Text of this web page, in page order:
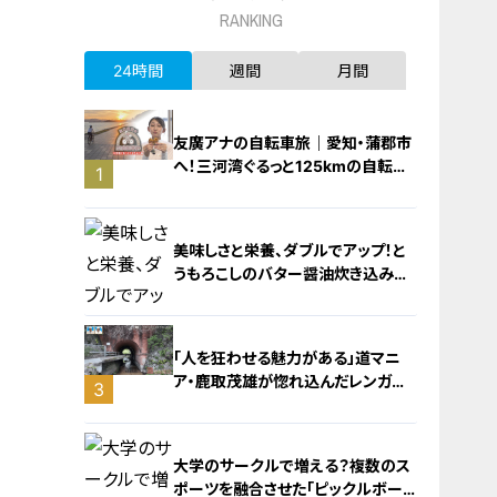
RANKING
24時間 週間 月間
1
友廣アナの自転車旅｜愛知・蒲郡市
へ！三河湾ぐるっと125kmの自転車
2
美味しさと栄養、ダブルでアップ！と
うもろこしのバター醤油炊き込みご
3
「人を狂わせる魅力がある」道マニ
ア・鹿取茂雄が惚れ込んだレンガの
大学のサークルで増える？複数のス
ポーツを融合させた「ピックルボー